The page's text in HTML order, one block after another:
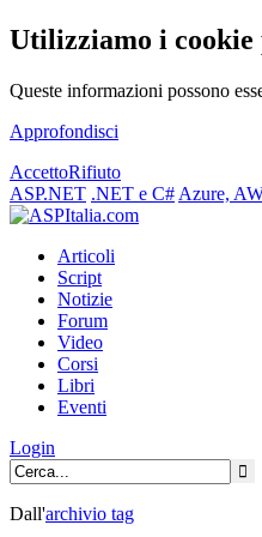
Utilizziamo i cookie
Queste informazioni possono
Approfondisci
AccettoRifiuto
ASP.NET .NET e C# Azure,
Articoli
Script
Notizie
Forum
Video
Corsi
Libri
Eventi
Login
Dall'archivio tag